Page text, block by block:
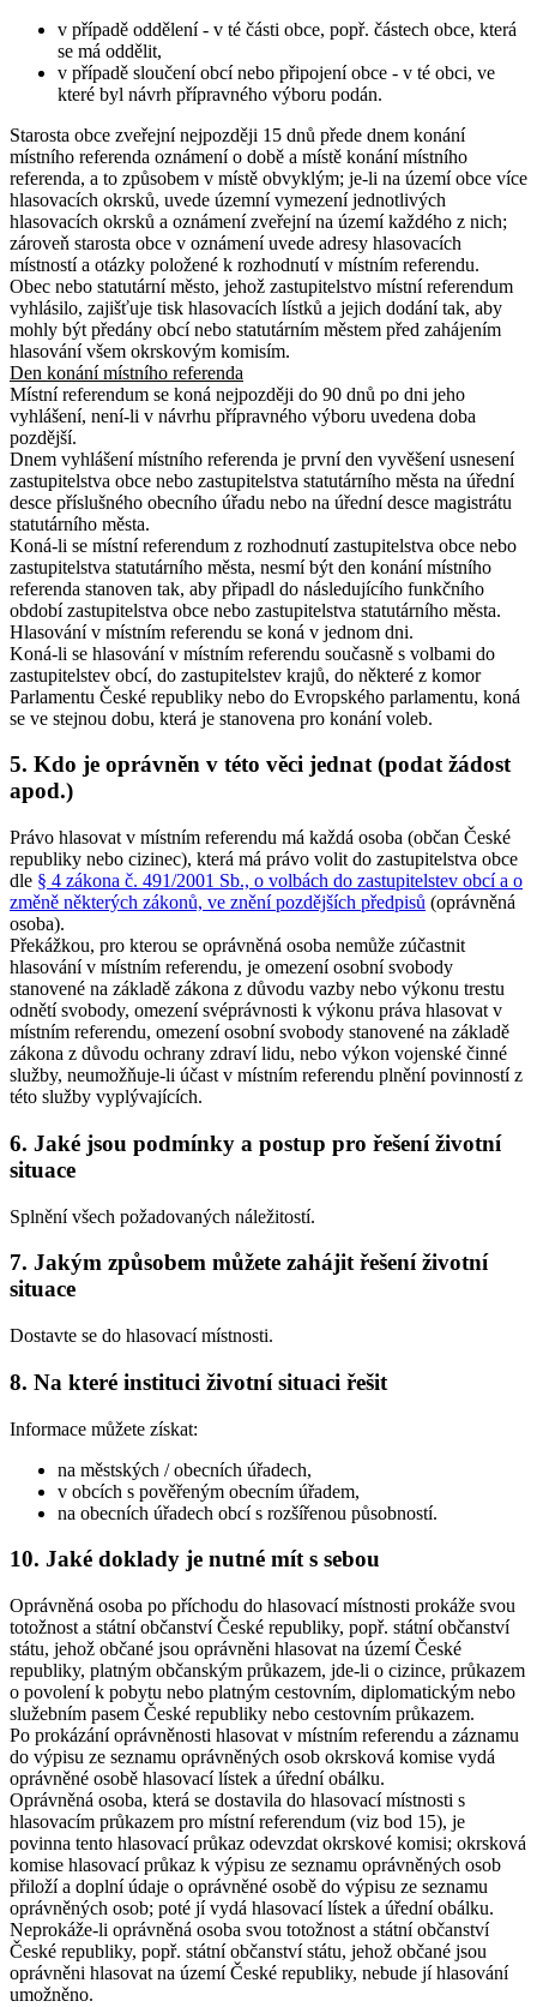
v případě oddělení - v té části obce, popř. částech obce, která
se má oddělit,
v případě sloučení obcí nebo připojení obce - v té obci, ve
které byl návrh přípravného výboru podán.
Starosta obce zveřejní nejpozději 15 dnů přede dnem konání
místního referenda oznámení o době a místě konání místního
referenda, a to způsobem v místě obvyklým; je-li na území obce více
hlasovacích okrsků, uvede územní vymezení jednotlivých
hlasovacích okrsků a oznámení zveřejní na území každého z nich;
zároveň starosta obce v oznámení uvede adresy hlasovacích
místností a otázky položené k rozhodnutí v místním referendu.
Obec nebo statutární město, jehož zastupitelstvo místní referendum
vyhlásilo, zajišťuje tisk hlasovacích lístků a jejich dodání tak, aby
mohly být předány obcí nebo statutárním městem před zahájením
hlasování všem okrskovým komisím.
Den konání místního referenda
Místní referendum se koná nejpozději do 90 dnů po dni jeho
vyhlášení, není-li v návrhu přípravného výboru uvedena doba
pozdější.
Dnem vyhlášení místního referenda je první den vyvěšení usnesení
zastupitelstva obce nebo zastupitelstva statutárního města na úřední
desce příslušného obecního úřadu nebo na úřední desce magistrátu
statutárního města.
Koná-li se místní referendum z rozhodnutí zastupitelstva obce nebo
zastupitelstva statutárního města, nesmí být den konání místního
referenda stanoven tak, aby připadl do následujícího funkčního
období zastupitelstva obce nebo zastupitelstva statutárního města.
Hlasování v místním referendu se koná v jednom dni.
Koná-li se hlasování v místním referendu současně s volbami do
zastupitelstev obcí, do zastupitelstev krajů, do některé z komor
Parlamentu České republiky nebo do Evropského parlamentu, koná
se ve stejnou dobu, která je stanovena pro konání voleb.
5. Kdo je oprávněn v této věci jednat (podat žádost
apod.)
Právo hlasovat v místním referendu má každá osoba (občan České
republiky nebo cizinec), která má právo volit do zastupitelstva obce
dle § 4 zákona č. 491/2001 Sb., o volbách do zastupitelstev obcí a o
změně některých zákonů, ve znění pozdějších předpisů (oprávněná
osoba).
Překážkou, pro kterou se oprávněná osoba nemůže zúčastnit
hlasování v místním referendu, je omezení osobní svobody
stanovené na základě zákona z důvodu vazby nebo výkonu trestu
odnětí svobody, omezení svéprávnosti k výkonu práva hlasovat v
místním referendu, omezení osobní svobody stanovené na základě
zákona z důvodu ochrany zdraví lidu, nebo výkon vojenské činné
služby, neumožňuje-li účast v místním referendu plnění povinností z
této služby vyplývajících.
6. Jaké jsou podmínky a postup pro řešení životní
situace
Splnění všech požadovaných náležitostí.
7. Jakým způsobem můžete zahájit řešení životní
situace
Dostavte se do hlasovací místnosti.
8. Na které instituci životní situaci řešit
Informace můžete získat:
na městských / obecních úřadech,
v obcích s pověřeným obecním úřadem,
na obecních úřadech obcí s rozšířenou působností.
10. Jaké doklady je nutné mít s sebou
Oprávněná osoba po příchodu do hlasovací místnosti prokáže svou
totožnost a státní občanství České republiky, popř. státní občanství
státu, jehož občané jsou oprávněni hlasovat na území České
republiky, platným občanským průkazem, jde-li o cizince, průkazem
o povolení k pobytu nebo platným cestovním, diplomatickým nebo
služebním pasem České republiky nebo cestovním průkazem.
Po prokázání oprávněnosti hlasovat v místním referendu a záznamu
do výpisu ze seznamu oprávněných osob okrsková komise vydá
oprávněné osobě hlasovací lístek a úřední obálku.
Oprávněná osoba, která se dostavila do hlasovací místnosti s
hlasovacím průkazem pro místní referendum (viz bod 15), je
povinna tento hlasovací průkaz odevzdat okrskové komisi; okrsková
komise hlasovací průkaz k výpisu ze seznamu oprávněných osob
přiloží a doplní údaje o oprávněné osobě do výpisu ze seznamu
oprávněných osob; poté jí vydá hlasovací lístek a úřední obálku.
Neprokáže-li oprávněná osoba svou totožnost a státní občanství
České republiky, popř. státní občanství státu, jehož občané jsou
oprávněni hlasovat na území České republiky, nebude jí hlasování
umožněno.